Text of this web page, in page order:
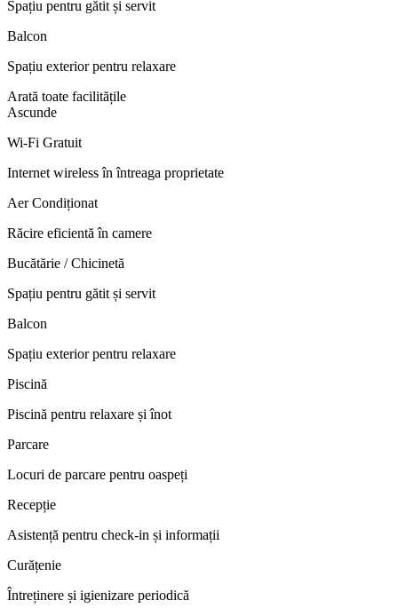
Spațiu pentru gătit și servit
Balcon
Spațiu exterior pentru relaxare
Arată toate facilitățile
Ascunde
Wi-Fi Gratuit
Internet wireless în întreaga proprietate
Aer Condiționat
Răcire eficientă în camere
Bucătărie / Chicinetă
Spațiu pentru gătit și servit
Balcon
Spațiu exterior pentru relaxare
Piscină
Piscină pentru relaxare și înot
Parcare
Locuri de parcare pentru oaspeți
Recepție
Asistență pentru check-in și informații
Curățenie
Întreținere și igienizare periodică